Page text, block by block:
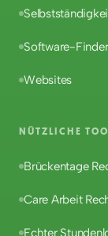
Software-Finder
Websites
NÜTZLICHE
Brückentage
Care Arbeit
Echter